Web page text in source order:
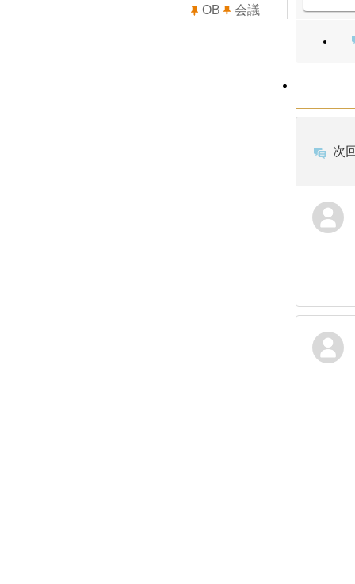
次
OB
会議